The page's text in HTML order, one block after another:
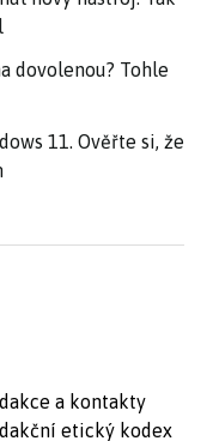
dovolenou? Tohle
11. Ověřte si, že
a kontakty
etický kodex